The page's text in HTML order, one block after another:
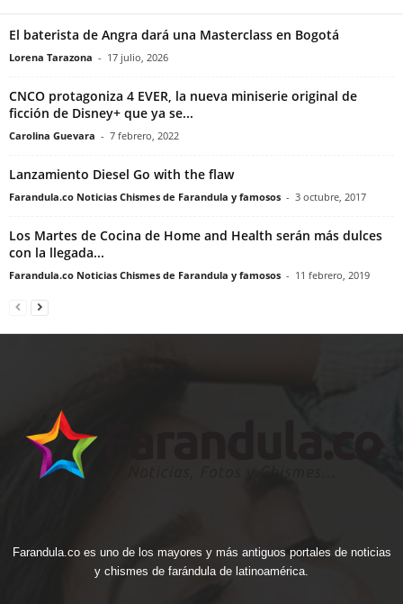
El baterista de Angra dará una Masterclass en Bogotá
Lorena Tarazona - 17 julio, 2026
CNCO protagoniza 4 EVER, la nueva miniserie original de
ficción de Disney+ que ya se...
Carolina Guevara - 7 febrero, 2022
Lanzamiento Diesel Go with the flaw
Farandula.co Noticias Chismes de Farandula y famosos - 3 octubre, 2017
Los Martes de Cocina de Home and Health serán más dulces
con la llegada...
Farandula.co Noticias Chismes de Farandula y famosos - 11 febrero, 2019
Farandula.co es uno de los mayores y más antiguos portales de noticias
y chismes de farándula de latinoamérica.